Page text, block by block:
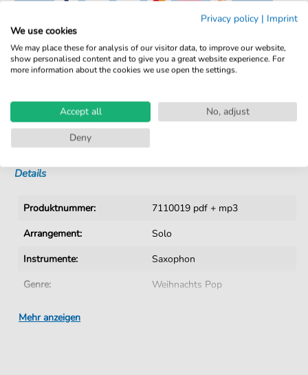
100% Legal & Lizenziert
Kein Abo. Fairer Einzelkauf.
Sofortiger Download nach Kauf
Details
Produktnummer:
7110019 pdf + mp3
Arrangement:
Solo
Instrumente:
Saxophon
Genre:
Weihnachts Pop
Saxophon:
Mehr anzeigen
Privacy policy | Imprint
We use cookies
We may place these for analysis of our visitor data, to improve our website,
show personalised content and to give you a great website experience. For
more information about the cookies we use open the settings.
Accept all
No, adjust
Deny